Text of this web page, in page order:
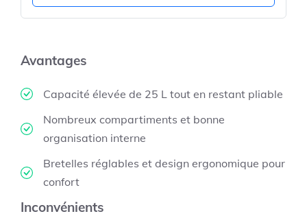
Avantages
Capacité élevée de 25 L tout en restant pliable
Nombreux compartiments et bonne
organisation interne
Bretelles réglables et design ergonomique pour
confort
Inconvénients